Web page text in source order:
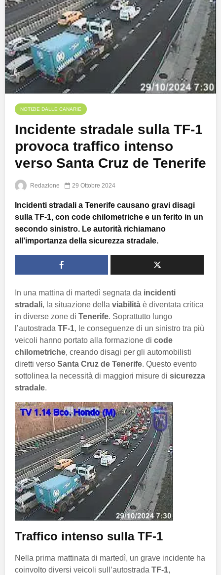
NOTIZIE DALLE CANARIE
Incidente stradale sulla TF-1
provoca traffico intenso
verso Santa Cruz de Tenerife
Redazione 29 Ottobre 2024
Incidenti stradali a Tenerife causano gravi disagi
sulla TF-1, con code chilometriche e un ferito in un
secondo sinistro. Le autorità richiamano
all’importanza della sicurezza stradale.
In una mattina di martedì segnata da incidenti
stradali, la situazione della viabilità è diventata critica
in diverse zone di Tenerife. Soprattutto lungo
l’autostrada TF-1, le conseguenze di un sinistro tra più
veicoli hanno portato alla formazione di code
chilometriche, creando disagi per gli automobilisti
diretti verso Santa Cruz de Tenerife. Questo evento
sottolinea la necessità di maggiori misure di sicurezza
stradale.
Traffico intenso sulla TF-1
Nella prima mattinata di martedì, un grave incidente ha
coinvolto diversi veicoli sull’autostrada TF-1,